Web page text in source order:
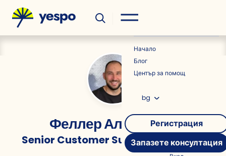
Новини
Начало
Блог
Център за помощ
bg
Регистрация
Запазете консултация
Феллер Александр
Senior Customer Success Manager